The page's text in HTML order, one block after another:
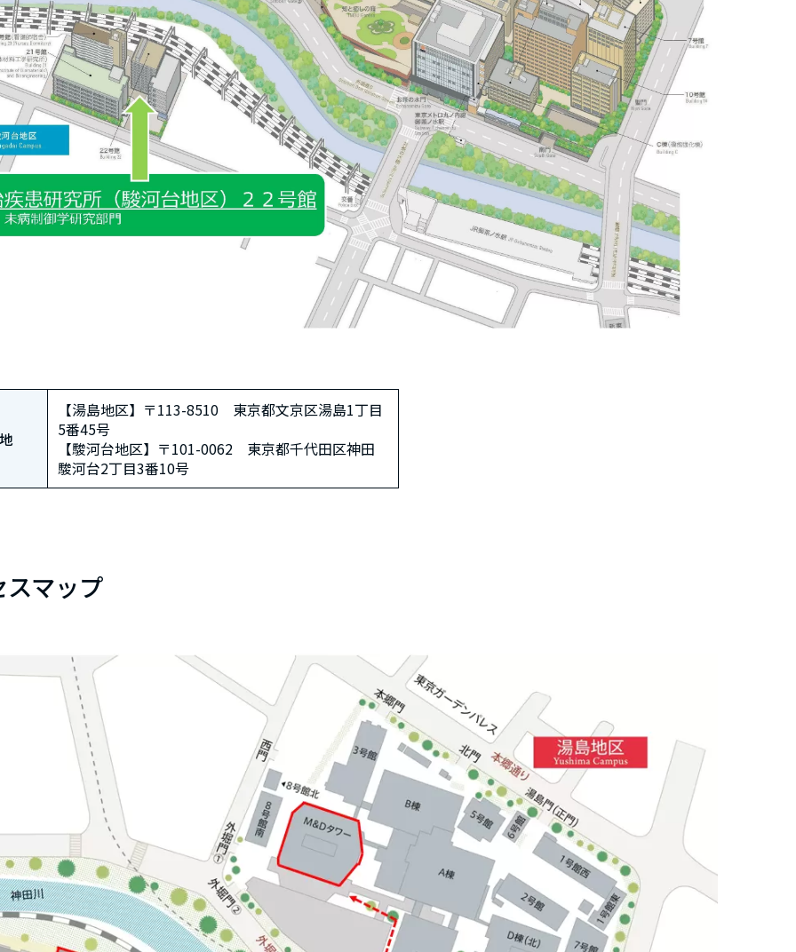
【湯島地区】〒113-8510 東京都文京区湯島1丁目
5番45号
【駿河台地区】〒101-0062 東京都千代田区神田
駿河台2丁目3番10号
スマップ